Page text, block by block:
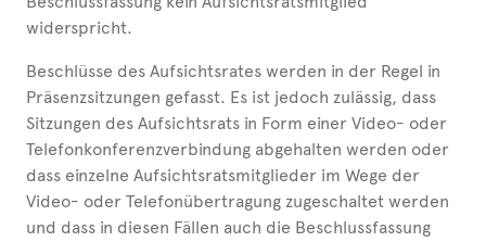
widerspricht.
Beschlüsse des Aufsichtsrates werden in der Regel in
Präsenzsitzungen gefasst. Es ist jedoch zulässig, dass
Sitzungen des Aufsichtsrats in Form einer Video- oder
Telefonkonferenzverbindung abgehalten werden oder
dass einzelne Aufsichtsratsmitglieder im Wege der
Video- oder Telefonübertragung zugeschaltet werden
und dass in diesen Fällen auch die Beschlussfassung